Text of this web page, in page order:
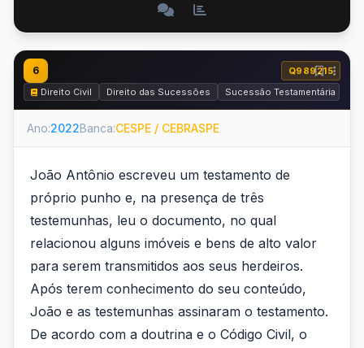
6
Q989215
Direito Civil
Direito das Sucessões Sucessão Testamentária -
Ano:2022Banca:CESPE / CEBRASPE
João Antônio escreveu um testamento de
próprio punho e, na presença de três
testemunhas, leu o documento, no qual
relacionou alguns imóveis e bens de alto valor
para serem transmitidos aos seus herdeiros.
Após terem conhecimento do seu conteúdo,
João e as testemunhas assinaram o testamento.
De acordo com a doutrina e o Código Civil, o